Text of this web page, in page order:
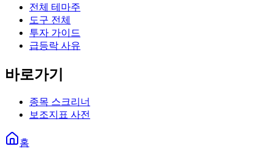
전체 테마주
도구 전체
투자 가이드
급등락 사유
바로가기
종목 스크리너
보조지표 사전
홈